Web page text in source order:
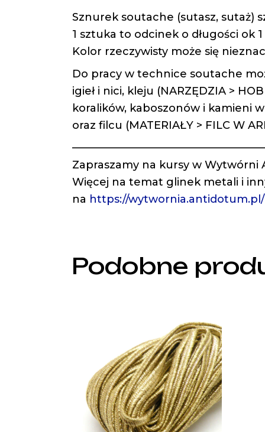
Sznurek soutache (sutasz, sutaż)
1 sztuka to odcinek o długości ok 1
Kolor rzeczywisty może się
Do pracy w technice soutache
igieł i nici, kleju (NARZĘDZIA >
koralików, kaboszonów i kamieni w
oraz filcu (MATERIAŁY > FILC W
Zapraszamy na kursy w
Więcej na temat glinek metali i
na https://
Podobne